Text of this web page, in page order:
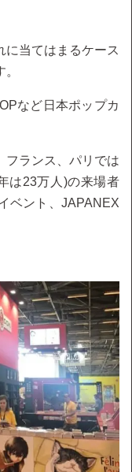
に当てはまるケース
など日本ポップカ
フランス、パリでは
は23万人)の来場者
ベント、JAPANEX